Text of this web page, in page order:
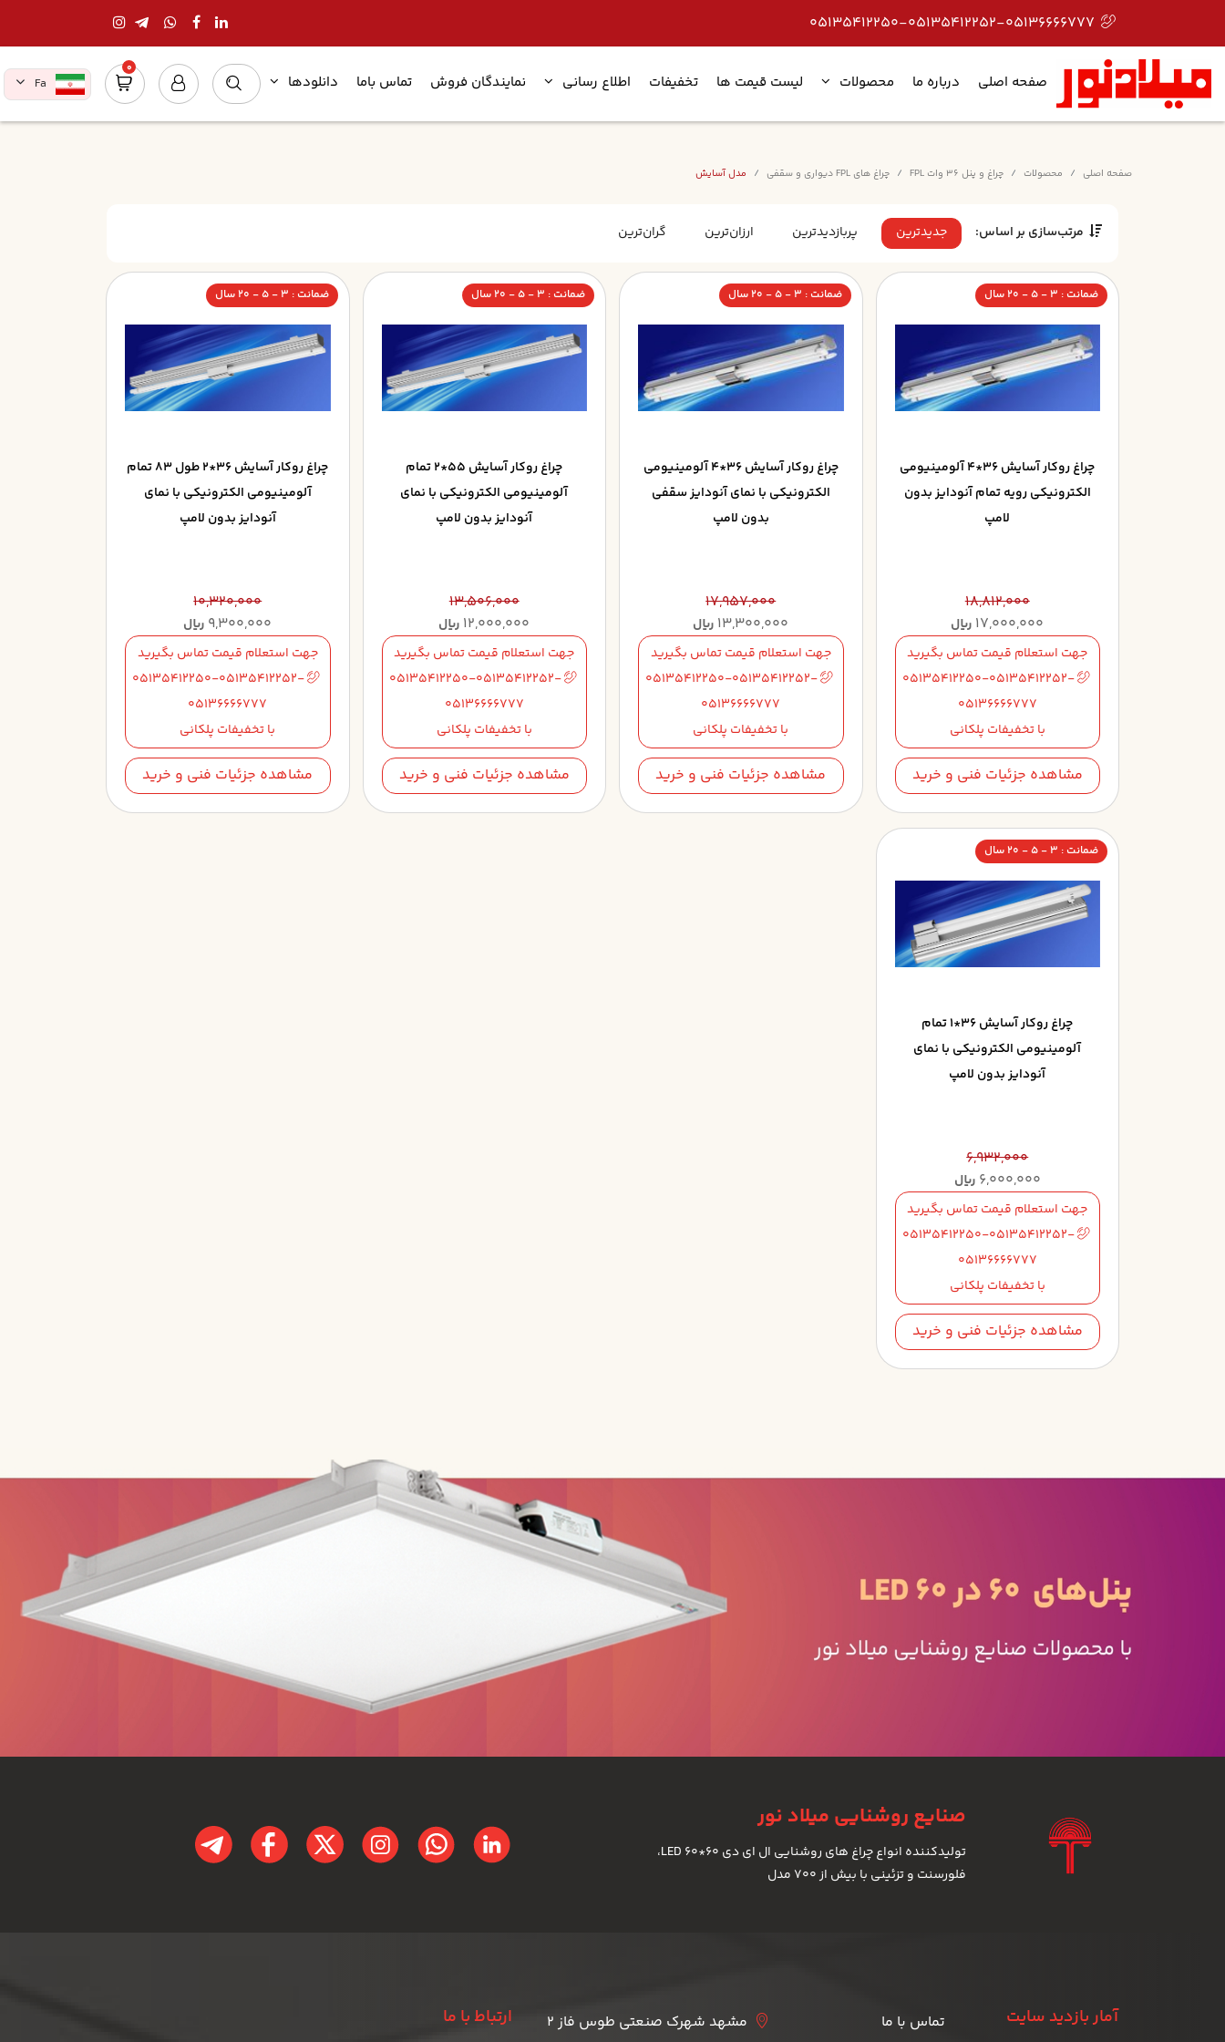
05135412250-05135412252-05136666777
صفحه اصلی درباره ما محصولات لیست قیمت ها تخفیفات اطلاع رسانی نمایندگان فروش تماس باما دانلودها
0
Fa
صفحه اصلی محصولات چراغ و پنل 36 وات FPL چراغ های FPL دیواری و سقفی مدل آسایش
مرتب‌سازی بر اساس: جدیدترین پربازدیدترین ارزان‌ترین گران‌ترین
ضمانت : 3 - 5 - 20 سال
چراغ روکار آسايش 36*4 آلومينيومي
الکترونيکي رويه تمام آنودايز بدون
لامپ
18,812,000
17,000,000 ریال
جهت استعلام قیمت تماس بگیرید
05135412250-05135412252-
05136666777
با تخفیفات پلکانی
مشاهده جزئیات فنی و خرید
ضمانت : 3 - 5 - 20 سال
چراغ روکار آسايش 36*4 آلومينيومي
الکترونيکي با نماي آنودايز سقفي
بدون لامپ
17,957,000
13,300,000 ریال
جهت استعلام قیمت تماس بگیرید
05135412250-05135412252-
05136666777
با تخفیفات پلکانی
مشاهده جزئیات فنی و خرید
ضمانت : 3 - 5 - 20 سال
چراغ روکار آسايش 55*2 تمام
آلومينيومي الکترونيکي با نماي
آنودايز بدون لامپ
13,506,000
12,000,000 ریال
جهت استعلام قیمت تماس بگیرید
05135412250-05135412252-
05136666777
با تخفیفات پلکانی
مشاهده جزئیات فنی و خرید
ضمانت : 3 - 5 - 20 سال
چراغ روکار آسايش 36*2 طول 83 تمام
آلومينيومي الکترونيکي با نماي
آنودايز بدون لامپ
10,320,000
9,300,000 ریال
جهت استعلام قیمت تماس بگیرید
05135412250-05135412252-
05136666777
با تخفیفات پلکانی
مشاهده جزئیات فنی و خرید
ضمانت : 3 - 5 - 20 سال
چراغ روکار آسايش 36*1 تمام
آلومينيومي الکترونيکي با نماي
آنودايز بدون لامپ
6,932,000
6,000,000 ریال
جهت استعلام قیمت تماس بگیرید
05135412250-05135412252-
05136666777
با تخفیفات پلکانی
مشاهده جزئیات فنی و خرید
صنایع روشنایی میلاد نور
تولیدکننده انواع چراغ های روشنایی ال ای دی LED 60*60،
فلورسنت و تزئینی با بیش از 700 مدل
آمار بازدید سایت تماس با ما مشهد شهرک صنعتی طوس فاز 2 ارتباط با ما